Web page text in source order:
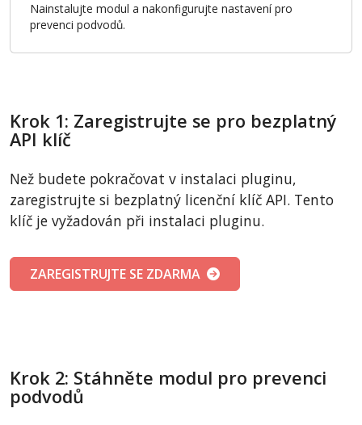
Nainstalujte modul a nakonfigurujte nastavení pro
prevenci podvodů.
Krok 1: Zaregistrujte se pro bezplatný
API klíč
Než budete pokračovat v instalaci pluginu,
zaregistrujte si bezplatný licenční klíč API. Tento
klíč je vyžadován při instalaci pluginu.
ZAREGISTRUJTE SE ZDARMA
Krok 2: Stáhněte modul pro prevenci
podvodů